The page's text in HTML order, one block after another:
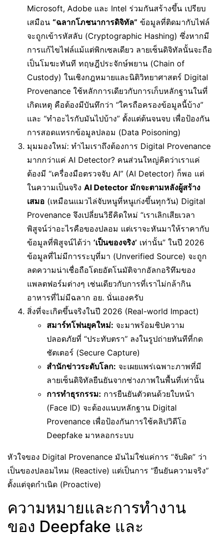
Microsoft, Adobe และ Intel ร่วมกันสร้างขึ้น เปรียบ
เสมือน “ฉลากโภชนาการดิจิทัล” ข้อมูลที่ติดมากับไฟล์
จะถูกเข้ารหัสลับ (Cryptographic Hashing) ซึ่งหากมี
การแก้ไขไฟล์แม้แต่พิกเซลเดียว ลายเซ็นดิจิทัลนั้นจะถือ
เป็นโมฆะทันที ทฤษฎีประจักษ์พยาน (Chain of
Custody) ในเชิงกฎหมายและนิติวิทยาศาสตร์ Digital
Provenance ใช้หลักการเดียวกับการเก็บหลักฐานในที่
เกิดเหตุ คือต้องมีบันทึกว่า “ใครถือครองข้อมูลนี้บ้าง”
และ “ทำอะไรกับมันไปบ้าง” ตั้งแต่ต้นจนจบ เพื่อป้องกัน
การสอดแทรกข้อมูลปลอม (Data Poisoning)
มุมมองใหม่: ทำไมเราถึงต้องการ Digital Provenance
มากกว่าแค่ AI Detector? คนส่วนใหญ่คิดว่าเราแค่
ต้องมี “เครื่องมือตรวจจับ AI” (AI Detector) ก็พอ แต่
ในความเป็นจริง AI Detector มักจะตามหลังผู้สร้าง
เสมอ (เหมือนแมวไล่จับหนูที่หนูเก่งขึ้นทุกวัน) Digital
Provenance จึงเปลี่ยนวิธีคิดใหม่ “เราเลิกเสียเวลา
พิสูจน์ว่าอะไรคือของปลอม แต่เราจะหันมาให้ราคากับ
ข้อมูลที่พิสูจน์ได้ว่า ‘เป็นของจริง’ เท่านั้น” ในปี 2026
ข้อมูลที่ไม่มีการระบุที่มา (Unverified Source) จะถูก
ลดความน่าเชื่อถือโดยอัตโนมัติจากอัลกอริทึมของ
แพลตฟอร์มต่างๆ เช่นเดียวกับการที่เราไม่กล้ากิน
อาหารที่ไม่มีฉลาก อย. นั่นเองครับ
สิ่งที่จะเกิดขึ้นจริงในปี 2026 (Real-world Impact)
สมาร์ทโฟนยุคใหม่: จะมาพร้อมชิปความ
ปลอดภัยที่ “ประทับตรา” ลงในรูปถ่ายทันทีที่กด
ชัตเตอร์ (Secure Capture)
สำนักข่าวระดับโลก: จะเผยแพร่เฉพาะภาพที่มี
ลายเซ็นดิจิทัลยืนยันจากช่างภาพในพื้นที่เท่านั้น
การทำธุรกรรม: การยืนยันตัวตนด้วยใบหน้า
(Face ID) จะต้องแนบหลักฐาน Digital
Provenance เพื่อป้องกันการใช้คลิปวิดีโอ
Deepfake มาหลอกระบบ
หัวใจของ Digital Provenance มันไม่ใช่แค่การ “จับผิด” ว่า
เป็นของปลอมไหม (Reactive) แต่เป็นการ “ยืนยันความจริง”
ตั้งแต่จุดกำเนิด (Proactive)
ความหมายและการทำงาน
ของ Deepfake และ